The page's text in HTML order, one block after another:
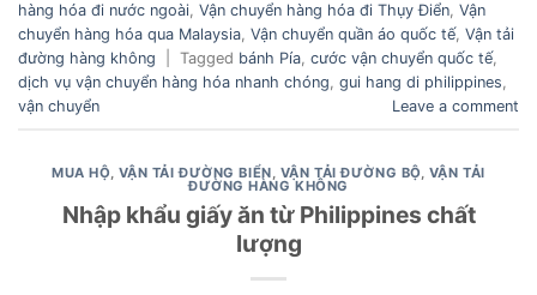
hàng hóa đi nước ngoài, Vận chuyển hàng hóa đi Thụy Điển, Vận
chuyển hàng hóa qua Malaysia, Vận chuyển quần áo quốc tế, Vận tải
đường hàng không
Tagged bánh Pía, cước vận chuyển quốc tế,
dịch vụ vận chuyển hàng hóa nhanh chóng, gui hang di philippines,
vận chuyển
Leave a comment
MUA HỘ, VẬN TẢI ĐƯỜNG BIỂN, VẬN TẢI ĐƯỜNG BỘ, VẬN TẢI
ĐƯỜNG HÀNG KHÔNG
Nhập khẩu giấy ăn từ Philippines chất
lượng